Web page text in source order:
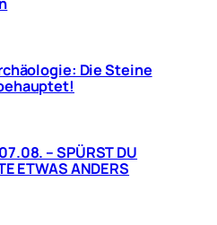
Die Steine
– SPÜRST DU
ETWAS ANDERS